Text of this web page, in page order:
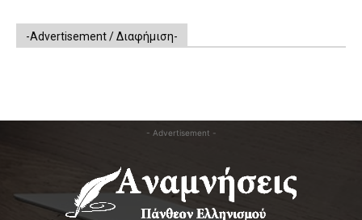
-Advertisement / Διαφήμιση-
- Advertisement -